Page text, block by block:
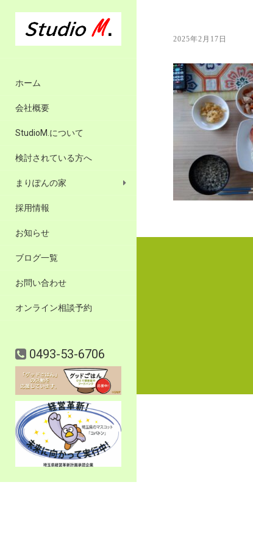
ホーム
会社概要
StudioM.について
検討されている方へ
まりぽんの家
採用情報
お知らせ
ブログ一覧
お問い合わせ
オンライン相談予約
0493-53-6706
2025年2月17日